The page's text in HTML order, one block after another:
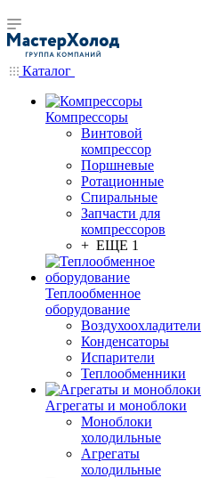
Каталог
Компрессоры
Винтовой
компрессор
Поршневые
Ротационные
Спиральные
Запчасти для
компрессоров
+ ЕЩЕ 1
Теплообменное
оборудование
Воздухоохладители
Конденсаторы
Испарители
Теплообменники
Агрегаты и моноблоки
Моноблоки
холодильные
Агрегаты
холодильные